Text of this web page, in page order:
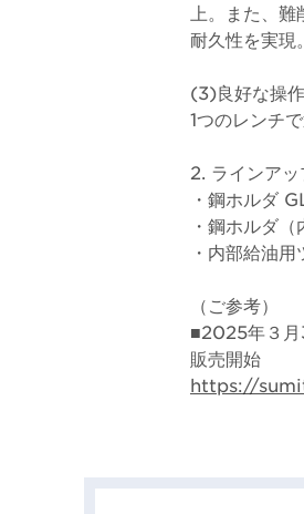
上。また、
耐久性を実現。
(3)良好な操
1つのレンチ
2. ラインアッ
・鋼ホルダ
・鋼ホルダ
・内部給油
（ご参考）
■2025年３月
販売開始
https://